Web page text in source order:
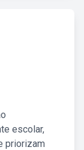
escolar,
priorizam